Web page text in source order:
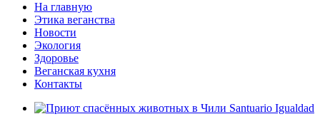
На главную
Этика веганства
Новости
Экология
Здоровье
Веганская кухня
Контакты